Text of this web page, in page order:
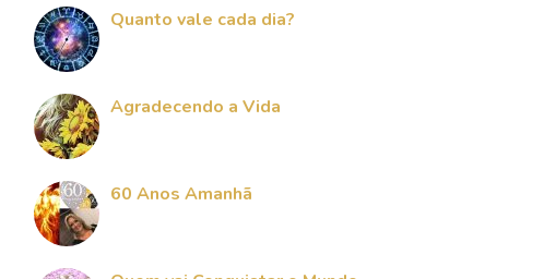
Quanto vale cada dia?
Agradecendo a Vida
60 Anos Amanhã